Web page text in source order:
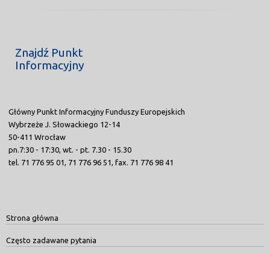
Znajdź Punkt
Informacyjny
Główny Punkt Informacyjny Funduszy Europejskich
Wybrzeże J. Słowackiego 12-14
50-411 Wrocław
pn.7:30 - 17:30, wt. - pt. 7.30 - 15.30
tel. 71 776 95 01, 71 776 96 51, fax. 71 776 98 41
Strona główna
Często zadawane pytania